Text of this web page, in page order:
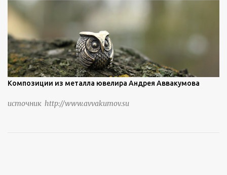
Композиции из металла ювелира Андрея Аввакумова
источник http://www.avvakumov.su